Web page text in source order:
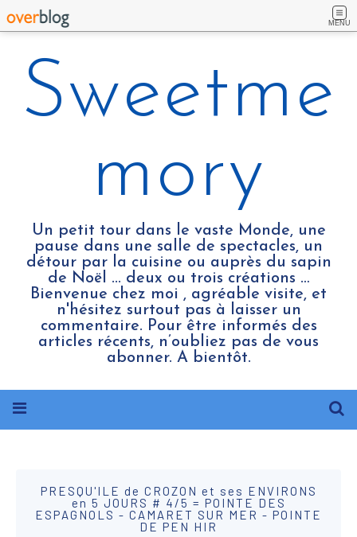
MENU
Sweetme
mory
Un petit tour dans le vaste Monde, une
pause dans une salle de spectacles, un
détour par la cuisine ou auprès du sapin
de Noël ... deux ou trois créations …
Bienvenue chez moi , agréable visite, et
n'hésitez surtout pas à laisser un
commentaire. Pour être informés des
articles récents, n’oubliez pas de vous
abonner. A bientôt.
PRESQU'ILE de CROZON et ses ENVIRONS
en 5 JOURS # 4/5 = POINTE DES
ESPAGNOLS - CAMARET SUR MER - POINTE
DE PEN HIR